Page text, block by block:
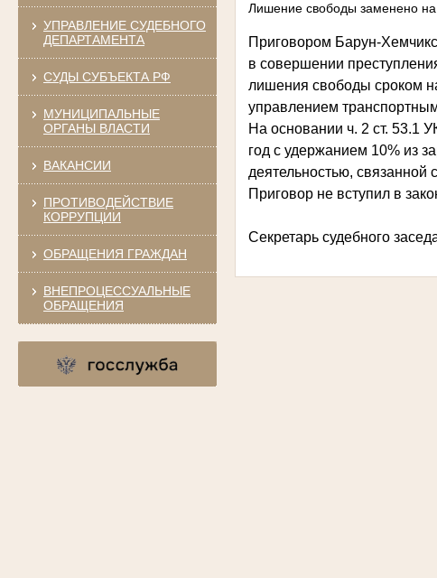
УПРАВЛЕНИЕ СУДЕБНОГО
ДЕПАРТАМЕНТА
СУДЫ СУБЪЕКТА РФ
МУНИЦИПАЛЬНЫЕ
ОРГАНЫ ВЛАСТИ
ВАКАНСИИ
ПРОТИВОДЕЙСТВИЕ
КОРРУПЦИИ
ОБРАЩЕНИЯ ГРАЖДАН
ВНЕПРОЦЕССУАЛЬНЫЕ
ОБРАЩЕНИЯ
Лишение свободы заменено
Приговором Барун-
в совершении
лишения свободы сроком
управлением
На основании ч. 2 ст. 53.1
год с удержанием 10% из
деятельностью, связанной
Приговор не вступил в
Секретарь судебного